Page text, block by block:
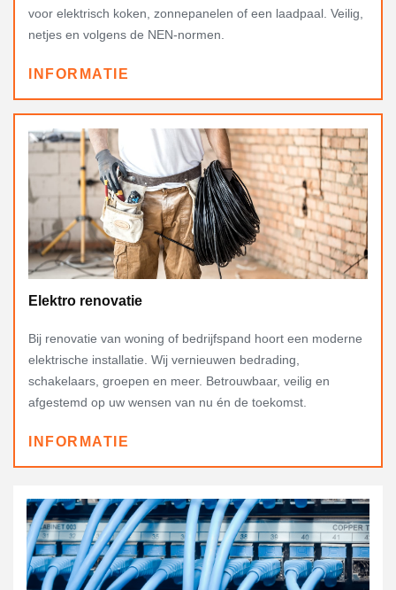
voor elektrisch koken, zonnepanelen of een laadpaal. Veilig,
netjes en volgens de NEN-normen.
INFORMATIE
Elektro renovatie
Bij renovatie van woning of bedrijfspand hoort een moderne
elektrische installatie. Wij vernieuwen bedrading,
schakelaars, groepen en meer. Betrouwbaar, veilig en
afgestemd op uw wensen van nu én de toekomst.
INFORMATIE